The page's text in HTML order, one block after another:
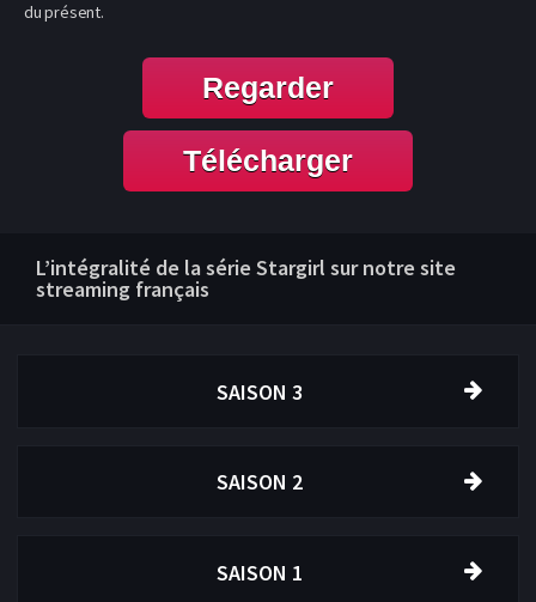
du présent.
Regarder
Télécharger
L’intégralité de la série Stargirl sur notre site
streaming français
SAISON 3
SAISON 2
SAISON 1